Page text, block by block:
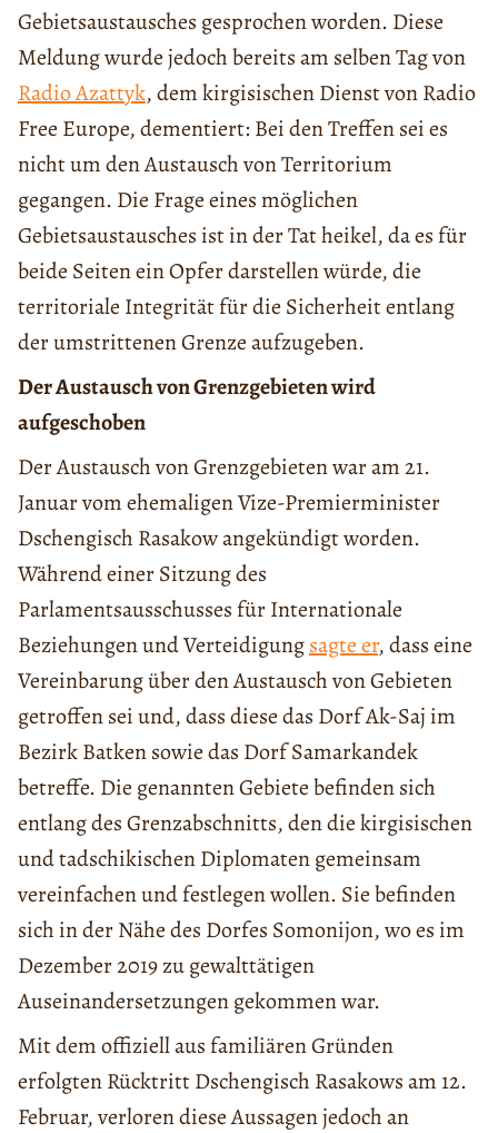
Gebietsaustausches gesprochen worden. Diese
Meldung wurde jedoch bereits am selben Tag von
Radio Azattyk, dem kirgisischen Dienst von Radio
Free Europe, dementiert: Bei den Treffen sei es
nicht um den Austausch von Territorium
gegangen. Die Frage eines möglichen
Gebietsaustausches ist in der Tat heikel, da es für
beide Seiten ein Opfer darstellen würde, die
territoriale Integrität für die Sicherheit entlang
der umstrittenen Grenze aufzugeben.
Der Austausch von Grenzgebieten wird
aufgeschoben
Der Austausch von Grenzgebieten war am 21.
Januar vom ehemaligen Vize-Premierminister
Dschengisch Rasakow angekündigt worden.
Während einer Sitzung des
Parlamentsausschusses für Internationale
Beziehungen und Verteidigungsagte er, dass eine
Vereinbarung über den Austausch von Gebieten
getroffen sei und, dass diese das Dorf Ak-Saj im
Bezirk Batken sowie das Dorf Samarkandek
betreffe. Die genannten Gebiete befinden sich
entlang des Grenzabschnitts, den die kirgisischen
und tadschikischen Diplomaten gemeinsam
vereinfachen und festlegen wollen. Sie befinden
sich in der Nähe des Dorfes Somonijon, wo es im
Dezember 2019 zu gewalttätigen
Auseinandersetzungen gekommen war.
Mit dem offiziell aus familiären Gründen
erfolgten Rücktritt Dschengisch Rasakows am 12.
Februar, verloren diese Aussagen jedoch an